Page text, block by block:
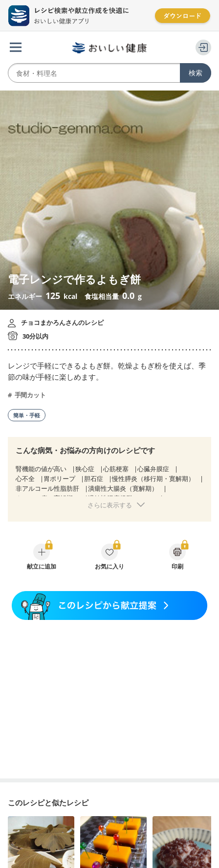
電子レンジで作るよもぎ餅
エネルギー 125 kcal 食塩相当量0.0 g
チョコまかろんさんのレシピ
30分以内
レンジで手軽にできるよもぎ餅。乾燥よもぎ粉を使えば、季
節の味が手軽に楽しめます。
手間カット
簡単・手軽
こんな病気・お悩みの方向けのレシピです
腎機能の値が高い 狭心症 心筋梗塞
心臓弁膜症
心不全
胃ポリープ 胆石症
慢性膵炎（移行期・寛解期）
非アルコール性脂肪肝
潰瘍性大腸炎（寛解期）
クローン病（寛解期）
過敏性腸症候群（IBS）
CKD（ステージ１）
乳がん治療を終えた方・経過観察中の方など
食欲がない
妊娠中(初期)
妊婦健診・体重増加が気になる（初期）
妊婦健診・血圧が気になる（初期）
産後（ミルク）
フレイル（年齢に合わせた体作り）
更年期
さらに表示する
献立に追加 お気に入り 印刷
このレシピと似たレシピ